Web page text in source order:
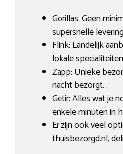
Gorillas: Geen
supersnelle
Flink: Landelijk
lokale
Zapp: Unieke
nacht bezorgt. .
Getir: Alles wat je
enkele minuten in
Er zijn ook veel
thuisbezorgd.nl,